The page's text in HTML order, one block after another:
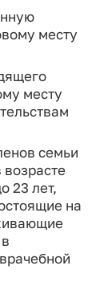
месту
месту
семьи
23 лет,
на